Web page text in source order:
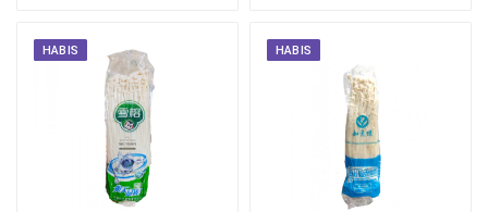
HABIS HABIS